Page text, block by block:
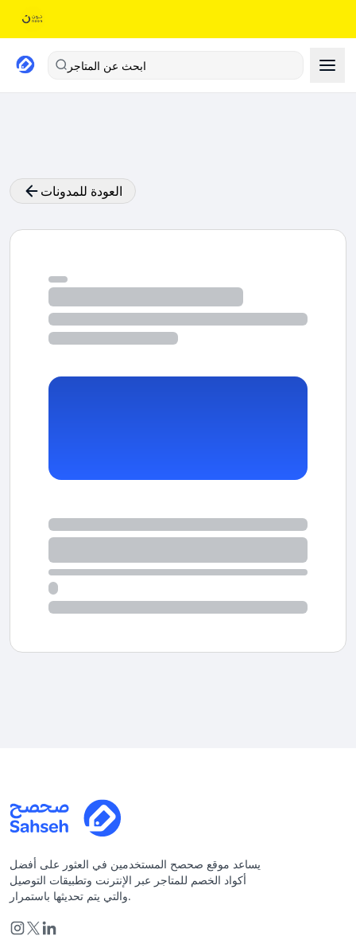
ابحث عن المتاجر
العودة للمدونات
يساعد موقع صحصح المستخدمين في العثور على أفضل
أكواد الخصم للمتاجر عبر الإنترنت وتطبيقات التوصيل
والتي يتم تحديثها باستمرار.